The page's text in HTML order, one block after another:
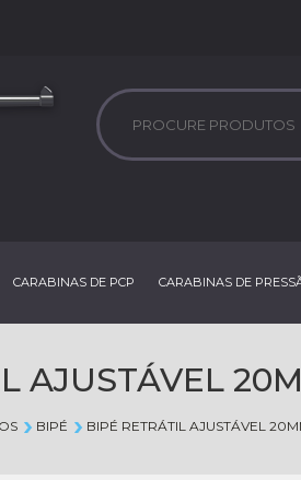
CARABINAS DE PCP CARABINAS DE
AJUSTÁVEL
BIPÉ BIPÉ RETRÁTIL AJUSTÁVEL